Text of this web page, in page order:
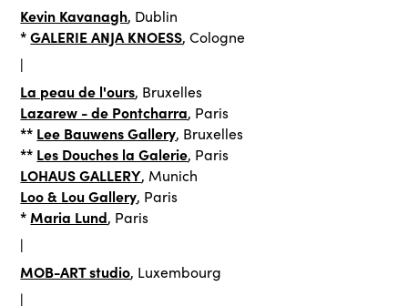
Kevin Kavanagh, Dublin
*GALERIE ANJA KNOESS, Cologne
|
La peau de l'ours, Bruxelles
Lazarew - de Pontcharra, Paris
** Lee Bauwens Gallery, Bruxelles
** Les Douches la Galerie, Paris
LOHAUS GALLERY, Munich
Loo & Lou Gallery, Paris
* Maria Lund, Paris
|
MOB-ART studio, Luxembourg
|